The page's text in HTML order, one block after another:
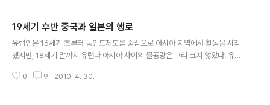
많은 사람들이 깨닫기 시작했다. 1864~73년 세도정치의 틀을 따르면서도 극
단적 쇄국정책과 함께 전례 없이 강한 개혁정책을 추진한 대원군 집권은 위기에
대한 첫 국가적 대응이라 할 수 있다. 대원군의 쇄국정책은 요즘 표현으로 출구
19세기 후반 중국과 일본의 행로
유럽인은 16세기 초부터 동인도제도를 중심으로 아시아 지역에서 활동을 시작
했지만, 18세기 말까지 유럽과 아시아 사이의 물동량은 그리 크지 않았다. 유럽
유럽어로는 향료와 비단, 차, 도자기 등 사치품을 실어갔다. 18세기 후반 산업혁
0 9 2010. 4. 30.